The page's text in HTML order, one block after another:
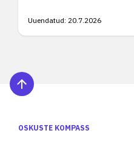
Uuendatud: 20.7.2026
OSKUSTE KOMPASS